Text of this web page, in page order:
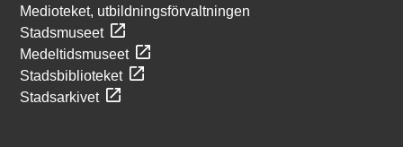
Medioteket, utbildningsförvaltningen
Stadsmuseet
Medeltidsmuseet
Stadsbiblioteket
Stadsarkivet